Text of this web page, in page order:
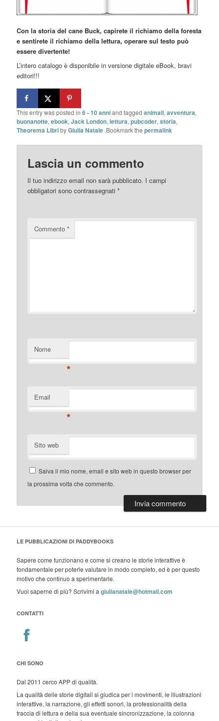
Con la storia del cane Buck, capirete il richiamo della foresta
e sentirete il richiamo della lettura, operare sul testo può
essere divertente!
L’intero catalogo è disponibile in versione digitale eBook, bravi
editori!!!
This entry was posted in 6 - 10 anniand tagged animali,avventura,
buonanotte,ebook,Jack London,lettura,pubcoder,storia,
Theorema LibribyGiulia Natale .Bookmark thepermalink
Lascia un commento
Il tuo indirizzo email non sarà pubblicato. I campi
obbligatori sono contrassegnati*
Commento*
Nome
*
Email
*
Sito web
Salva il mio nome, email e sito web in questo browser per
la prossima volta che commento.
LE PUBBLICAZIONI DI PADDYBOOKS
Sapere come funzionano e come si creano le storie interattive è
fondamentale per poterle valutare in modo completo, ed è per questo
motivo che continuo a sperimentarle.
Vuoi saperne di più? Scrivimi agiulianatale@hotmail.com
CONTATTI
CHI SONO
Dal 2011 cerco APP di qualità.
La qualità delle storie digitali si giudica per i movimenti, le illustrazioni
interattive, la narrazione, gli effetti sonori, la professionalità della
traccia di lettura e della sua eventuale sincronizzazione, la colonna